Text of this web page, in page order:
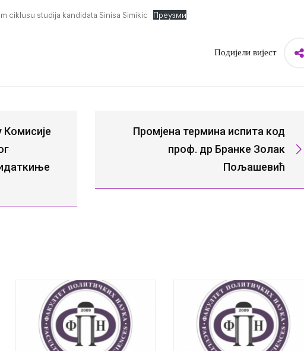
ciklusu studija kandidata Sinisa Simikic Преузми
Подијели вијест
Промјена термина испита код
проф. др Бранке Золак
Пољашевић